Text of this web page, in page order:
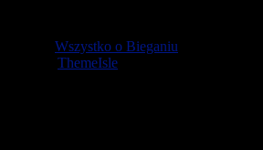
Wszystko o Bieganiu
ThemeIsle